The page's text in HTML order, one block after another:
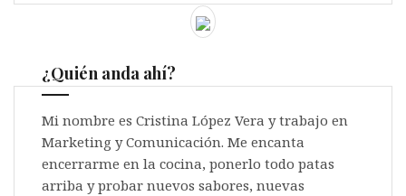
¿Quién anda ahí?
Mi nombre es Cristina López Vera y trabajo en
Marketing y Comunicación. Me encanta
encerrarme en la cocina, ponerlo todo patas
arriba y probar nuevos sabores, nuevas